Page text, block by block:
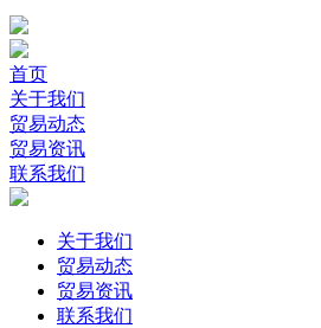
首页
关于我们
贸易动态
贸易资讯
联系我们
关于我们
贸易动态
贸易资讯
联系我们